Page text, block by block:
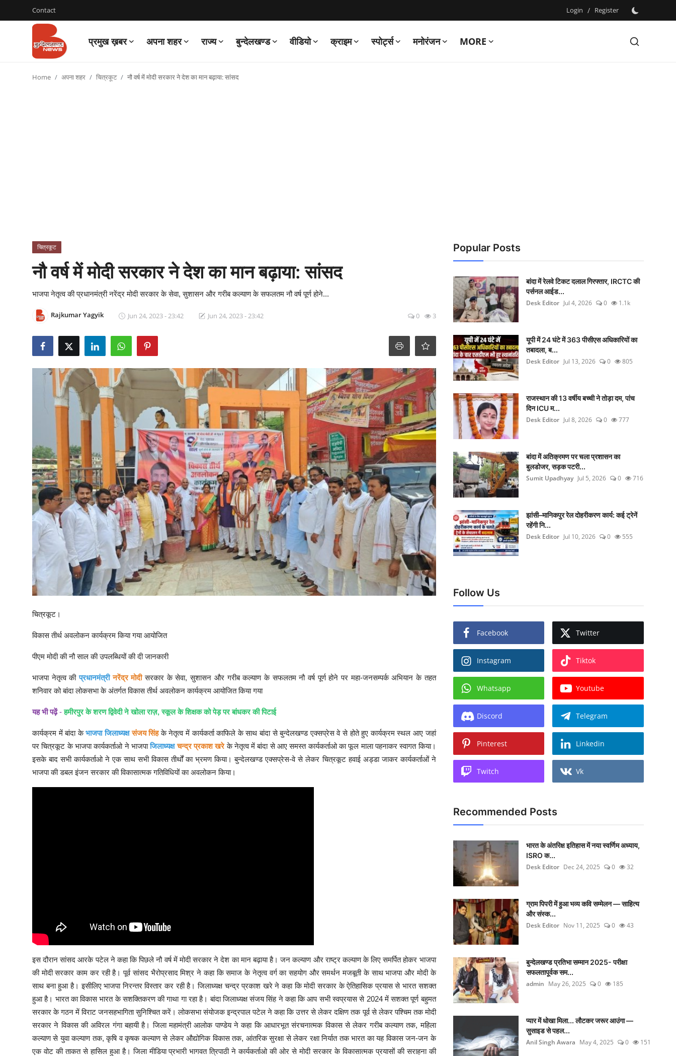
Contact Login / Register
प्रमुख ख़बर अपना शहर राज्य बुन्देलखण्ड वीडियो क्राइम स्पोर्ट्स मनोरंजन MORE
Login
Home अपना शहर चित्रकूट नौ वर्ष में मोदी सरकार ने देश का मान बढ़ाया: सांसद
चित्रकूट
नौ वर्ष में मोदी सरकार ने देश का मान बढ़ाया: सांसद
भाजपा नेतृत्व की प्रधानमंत्री नरेंद्र मोदी सरकार के सेवा, सुशासन और गरीब कल्याण के सफलतम नौ वर्ष पूर्ण होने...
Rajkumar Yagyik Jun 24, 2023 - 23:42 Jun 24, 2023 - 23:42 0 3
चित्रकूट।
विकास तीर्थ अवलोकन कार्यक्रम किया गया आयोजित
पीएम मोदी की नौ साल की उपलब्धियों की दी जानकारी
भाजपा नेतृत्व कीप्रधानमंत्री नरेंद्र मोदीसरकार के सेवा, सुशासन और गरीब कल्याण के सफलतम नौ वर्ष पूर्ण होने पर महा-जनसम्पर्क अभियान के तहत
शनिवार को बांदा लोकसभा के अंतर्गत विकास तीर्थ अवलोकन कार्यक्रम आयोजित किया गया
यह भी पढ़ें- हमीरपुर के शरण द्विवेदी ने खोला राज़, स्कूल के शिक्षक को पेड़ पर बांधकर की पिटाई
कार्यक्रम में बांदा केभाजपा जिलाध्यक्ष संजय सिंह के नेतृत्व में कार्यकर्ता काफिले के साथ बांदा से बुन्देलखण्ड एक्सप्रेस वे से होते हुए कार्यक्रम स्थल आए जहां
पर चित्रकूट के भाजपा कार्यकर्ताओ ने भाजपाजिलाध्यक्ष चन्द्र प्रकाश खरेके नेतृत्व में बांदा से आए समस्त कार्यकर्ताओ का फूल माला पहनाकर स्वागत किया।
इसके बाद सभी कार्यकर्ताओ ने एक साथ सभी विकास तीर्थों का भ्रमण किया। बुन्देलखण्ड एक्सप्रेस-वे से लेकर चित्रकूट हवाई अड्डा जाकर कार्यकर्ताओं ने
भाजपा की डबल इंजन सरकार की विकासात्मक गतिविधियों का अवलोकन किया।
इस दौरान सांसद आरके पटेल ने कहा कि पिछले नौ वर्ष में मोदी सरकार ने देश का मान बढ़ाया है। जन कल्याण और राष्ट्र कल्याण के लिए समर्पित होकर भाजपा
की मोदी सरकार काम कर रही है। पूर्व सांसद भैरोप्रसाद मिश्र ने कहा कि समाज के नेतृत्व वर्ग का सहयोग और समर्थन मजबूती के साथ भाजपा और मोदी के
साथ बना हुआ है। इसीलिए भाजपा निरन्तर विस्तार कर रही है। जिलाध्यक्ष चन्द्र प्रकाश खरे ने कहा कि मोदी सरकार के ऐतिहासिक प्रयास से भारत सशक्त
हुआ है। भारत का विकास भारत के सशक्तिकरण की गाथा गा रहा है। बांदा जिलाध्यक्ष संजय सिंह ने कहा कि आप सभी स्वप्रयास से 2024 में सशक्त पूर्ण बहुमत
सरकार के गठन में विराट जनसहभागिता सुनिश्चित करें। लोकसभा संयोजक इन्द्रपाल पटेल ने कहा कि उत्तर से लेकर दक्षिण तक पूर्व से लेकर पश्चिम तक मोदी
सरकार ने विकास की अविरल गंगा बहायी है। जिला महामंत्री आलोक पाण्डेय ने कहा कि आधारभूत संरचनात्मक विकास से लेकर गरीब कल्याण तक, महिला
कल्याण से युवा कल्याण तक, कृषि व कृषक कल्याण से लेकर औद्योगिक विकास तक, आंतरिक सुरक्षा से लेकर रक्षा निर्यात तक भारत का यह विकास जन-जन के
एक वोट की ताकत से हासिल हुआ है। जिला मीडिया प्रभारी भागवत त्रिपाठी ने कार्यकर्ताओ की ओर से मोदी सरकार के विकासात्मक प्रयासों की सराहना की
Popular Posts
बांदा में रेलवे टिकट दलाल गिरफ्तार, IRCTC की
पर्सनल आईड...
Desk Editor Jul 4, 2026 0 1.1k
यूपी में 24 घंटे में 363 पीसीएस अधिकारियों का
तबादला, ब...
Desk Editor Jul 13, 2026 0 805
राजस्थान की 13 वर्षीय बच्ची ने तोड़ा दम, पांच
दिन ICU म...
Desk Editor Jul 8, 2026 0 777
बांदा में अतिक्रमण पर चला प्रशासन का
बुलडोजर, सड़क पटरी...
Sumit Upadhyay Jul 5, 2026 0 716
झांसी–मानिकपुर रेल दोहरीकरण कार्य: कई ट्रेनें
रहेंगी नि...
Desk Editor Jul 10, 2026 0 555
Follow Us
Facebook Twitter
Instagram Tiktok
Whatsapp Youtube
Discord Telegram
Pinterest Linkedin
Twitch Vk
Recommended Posts
भारत के अंतरिक्ष इतिहास में नया स्वर्णिम अध्याय,
ISRO क...
Desk Editor Dec 24, 2025 0 32
ग्राम पिपरी में हुआ भव्य कवि सम्मेलन — साहित्य
और संस्क...
Desk Editor Nov 11, 2025 0 43
बुन्देलखण्ड प्रतिभा सम्मान 2025- परीक्षा
सफलतापूर्वक सम...
admin May 26, 2025 0 185
प्यार में धोखा मिला... लौटकर जरूर आउंगा —
सुसाइड से पहल...
Anil Singh Awara May 4, 2025 0 151